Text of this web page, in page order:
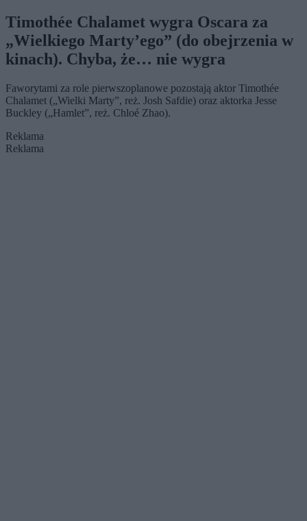
Timothée Chalamet wygra Oscara za
„Wielkiego Marty’ego” (do obejrzenia w
kinach). Chyba, że… nie wygra
Faworytami za role pierwszoplanowe pozostają aktor Timothée
Chalamet („Wielki Marty”, reż. Josh Safdie) oraz aktorka Jesse
Buckley („Hamlet”, reż. Chloé Zhao).
Reklama
Reklama